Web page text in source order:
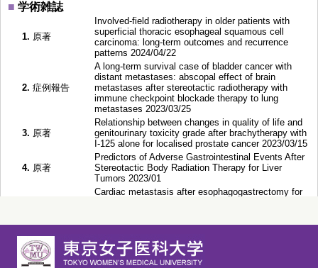
■ 学術雑誌
1. 原著
Involved‐field radiotherapy in older patients with
superficial thoracic esophageal squamous cell
carcinoma: long‐term outcomes and recurrence
patterns 2024/04/22
2. 症例報告
A long-term survival case of bladder cancer with
distant metastases: abscopal effect of brain
metastases after stereotactic radiotherapy with
immune checkpoint blockade therapy to lung
metastases 2023/03/25
3. 原著
Relationship between changes in quality of life and
genitourinary toxicity grade after brachytherapy with
I-125 alone for localised prostate cancer 2023/03/15
4. 原著
Predictors of Adverse Gastrointestinal Events After
Stereotactic Body Radiation Therapy for Liver
Tumors 2023/01
Cardiac metastasis after esophagogastrectomy for
全件表示(47件)
学会発表